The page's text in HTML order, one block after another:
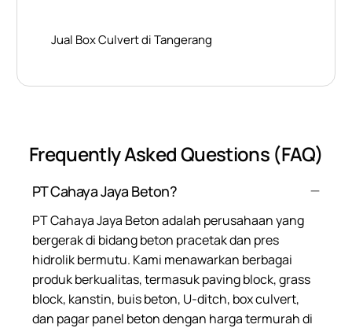
Jual Box Culvert di Tangerang
Frequently Asked Questions (FAQ)
PT Cahaya Jaya Beton?
PT Cahaya Jaya Beton adalah perusahaan yang
bergerak di bidang beton pracetak dan pres
hidrolik bermutu. Kami menawarkan berbagai
produk berkualitas, termasuk paving block, grass
block, kanstin, buis beton, U-ditch, box culvert,
dan pagar panel beton dengan harga termurah di